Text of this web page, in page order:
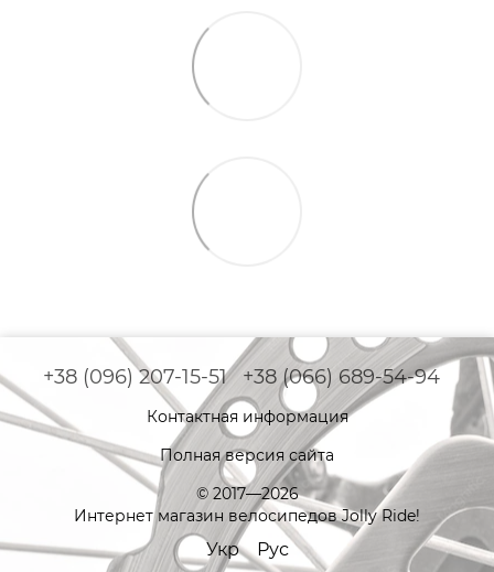
+38 (096) 207-15-51 +38 (066) 689-54-94
Контактная информация
Полная версия сайта
© 2017—2026
Интернет магазин велосипедов Jolly Ride!
Укр Рус